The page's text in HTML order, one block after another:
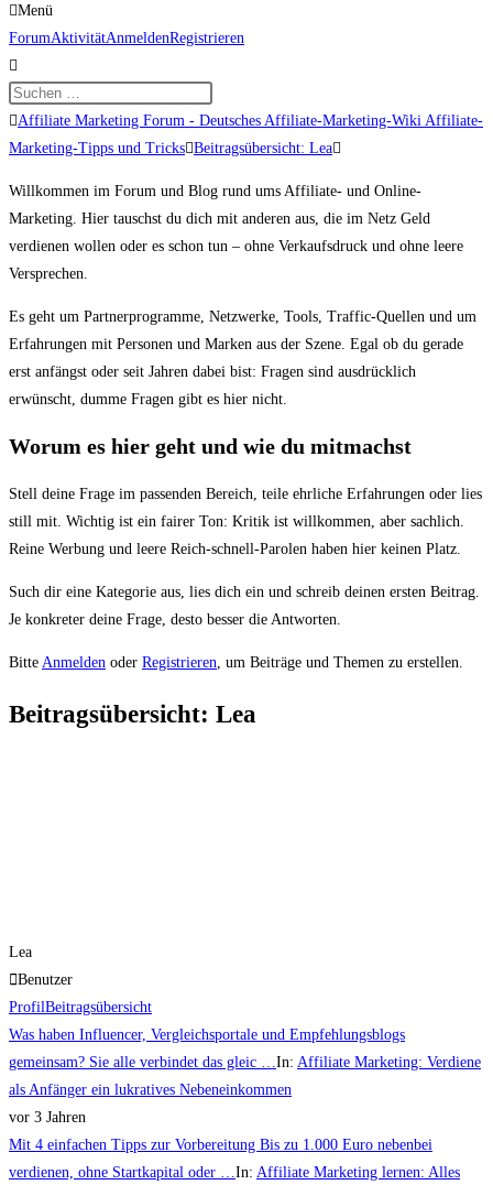
Menü
Forum-
Navigation
ForumAktivitätAnmeldenRegistrieren
Forum-
Breadcrumbs
Affiliate Marketing Forum - Deutsches Affiliate-Marketing-Wiki Affiliate-
Marketing-Tipps und Tricks Beitragsübersicht: Lea
Willkommen im Forum und Blog rund ums Affiliate- und Online-
Marketing. Hier tauschst du dich mit anderen aus, die im Netz Geld
verdienen wollen oder es schon tun – ohne Verkaufsdruck und ohne leere
Versprechen.
Es geht um Partnerprogramme, Netzwerke, Tools, Traffic-Quellen und um
Erfahrungen mit Personen und Marken aus der Szene. Egal ob du gerade
erst anfängst oder seit Jahren dabei bist: Fragen sind ausdrücklich
erwünscht, dumme Fragen gibt es hier nicht.
Worum es hier geht und wie du mitmachst
Stell deine Frage im passenden Bereich, teile ehrliche Erfahrungen oder lies
still mit. Wichtig ist ein fairer Ton: Kritik ist willkommen, aber sachlich.
Reine Werbung und leere Reich-schnell-Parolen haben hier keinen Platz.
Such dir eine Kategorie aus, lies dich ein und schreib deinen ersten Beitrag.
Je konkreter deine Frage, desto besser die Antworten.
Bitte Anmelden oder Registrieren, um Beiträge und Themen zu erstellen.
Beitragsübersicht: Lea
Lea
Benutzer
ProfilBeitragsübersicht
Was haben Influencer, Vergleichsportale und Empfehlungsblogs
gemeinsam? Sie alle verbindet das gleic …In: Affiliate Marketing: Verdiene
als Anfänger ein lukratives Nebeneinkommen
vor 3 Jahren
Mit 4 einfachen Tipps zur Vorbereitung Bis zu 1.000 Euro nebenbei
verdienen, ohne Startkapital oder …In: Affiliate Marketing lernen: Alles